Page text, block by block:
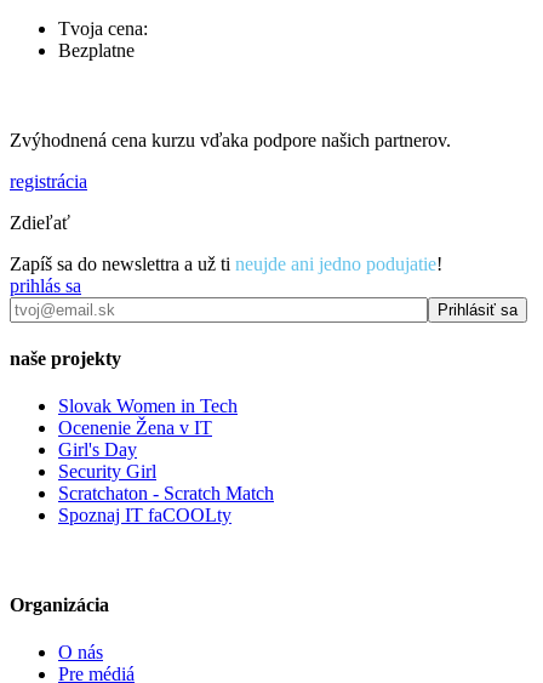
Tvoja cena:
Bezplatne
Zvýhodnená cena kurzu vďaka podpore našich partnerov.
registrácia
Zdieľať
Zapíš sa do newslettra a už ti neujde ani jedno podujatie!
prihlás sa
naše projekty
Slovak Women in Tech
Ocenenie Žena v IT
Girl's Day
Security Girl
Scratchaton - Scratch Match
Spoznaj IT faCOOLty
Organizácia
O nás
Pre médiá